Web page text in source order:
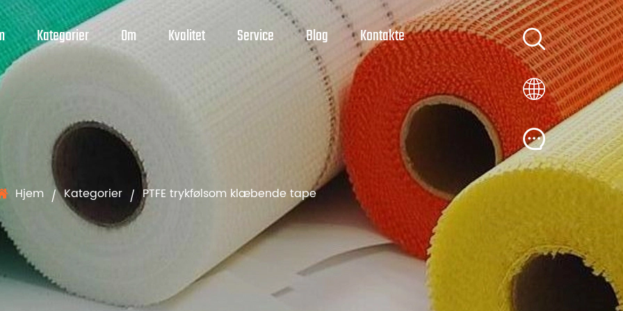
Kategorier Om Kvalitet Service Blog Kontakte
Hjem /Kategorier / PTFE trykfølsom klæbende tape